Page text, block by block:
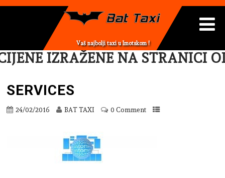
Vaš najbolji taxi u Imotskom !
IZRAŽENE NA STRANICI
SERVICES
24/02/2016 BAT TAXI 0 Comment